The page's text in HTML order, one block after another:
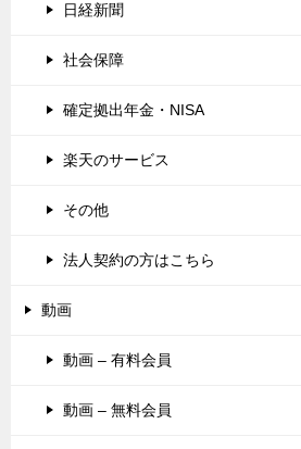
日経新聞
社会保障
確定拠出年金・NISA
楽天のサービス
その他
法人契約の方はこちら
動画
動画 – 有料会員
動画 – 無料会員